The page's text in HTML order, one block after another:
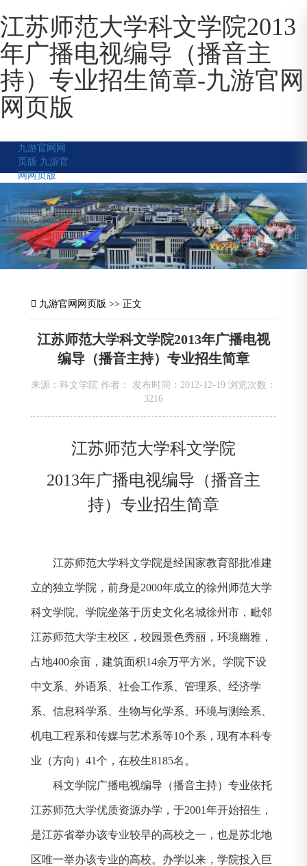
江苏师范大学科文学院2013
年广播电视编导（播音主
持）专业招生简章-九游官网
网页版
九游官网网
页版 九游官
网网页版
九游官网网页版 >> 正文
江苏师范大学科文学院2013年广播电视
编导（播音主持）专业招生简章
来源：科文学院 作者： 发布时间：2012-12-19 浏览次数：
3216
江苏师范大学科文学院
2013年广播电视编导（播音主
持）专业招生简章
江苏师范大学科文学院是经国家教育部批准建
立的独立学院，前身是2000年成立的徐州师范大学
科文学院。学院坐落于历史文化名城徐州市，毗邻
江苏师范大学主校区，校园景色秀丽，环境幽雅，
占地400余亩，建筑面积14余万平方米。学院下设
中文系、外语系、社会工作系、管理系、经济学
系、信息科学系、生物与化学系、环境与测绘系、
机电工程系和传媒与艺术系等10个系，现有本科专
业（方向） 41个，在校生8185名。
科文学院广播电视编导（播音主持）专业依托
江苏师范大学优质资源办学，于2001年开始招生，
是江苏省举办该专业较早的高校之一，也是苏北地
区唯一举办该专业的高校。办学以来，学院投入巨